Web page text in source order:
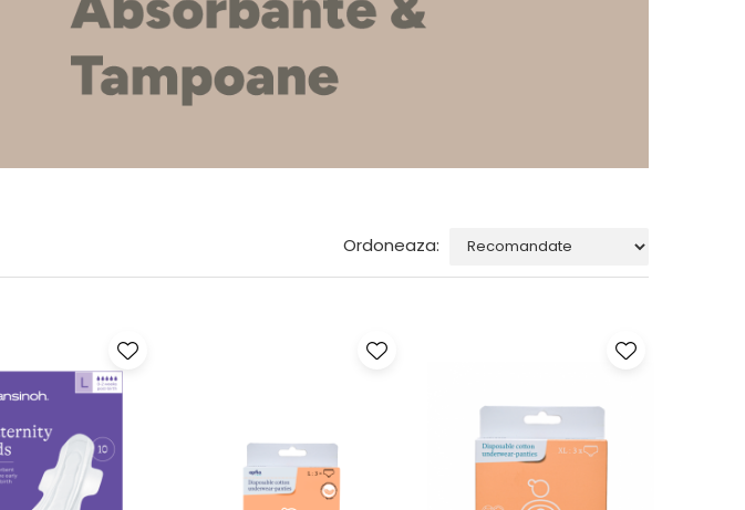
Ordoneaza: